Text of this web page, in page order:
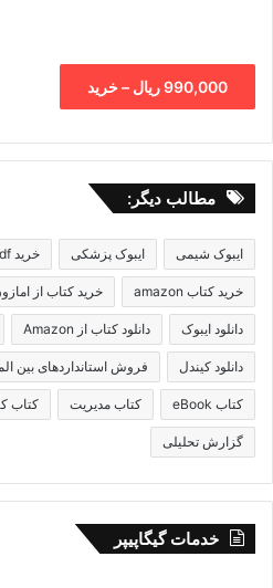
990,000 ریال – خرید
مطالب دیگر:
ایبوک شیمی ایبوک پزشکی خرید pdf کتاب خارجی
خرید کتاب amazon خرید کتاب از
دانلود ایبوک دانلود کتاب از Amazon
دانلود کیندل فروش استانداردهای بین
کتاب eBook کتاب مدیریت کتاب
گزارش تحلیلی
خدمات گیگاپیپر